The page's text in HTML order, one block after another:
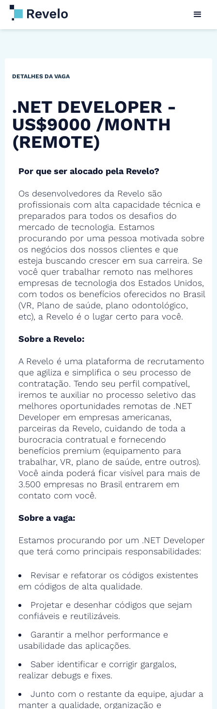
DETALHES DA VAGA
.NET DEVELOPER -
US$9000 /MONTH
(REMOTE)
Por que ser alocado pela Revelo?
Os desenvolvedores da Revelo são
profissionais com alta capacidade técnica e
preparados para todos os desafios do
mercado de tecnologia. Estamos
procurando por uma pessoa motivada sobre
os negócios dos nossos clientes e que
esteja buscando crescer em sua carreira. Se
você quer trabalhar remoto nas melhores
empresas de tecnologia dos Estados Unidos,
com todos os benefícios oferecidos no Brasil
(VR, Plano de saúde, plano odontológico,
etc), a Revelo é o lugar certo para você.
Sobre a Revelo:
A Revelo é uma plataforma de recrutamento
que agiliza e simplifica o seu processo de
contratação. Tendo seu perfil compatível,
iremos te auxiliar no processo seletivo das
melhores oportunidades remotas de .NET
Developer em empresas americanas,
parceiras da Revelo, cuidando de toda a
burocracia contratual e fornecendo
benefícios premium (equipamento para
trabalhar, VR, plano de saúde, entre outros).
Você ainda poderá ficar visível para mais de
3.500 empresas no Brasil entrarem em
contato com você.
Sobre a vaga:
Estamos procurando por um .NET Developer
que terá como principais responsabilidades:
Revisar e refatorar os códigos existentes
em códigos de alta qualidade.
Projetar e desenhar códigos que sejam
confiáveis e reutilizáveis.
Garantir a melhor performance e
usabilidade das aplicações.
Saber identificar e corrigir gargalos,
realizar debugs e fixes.
Junto com o restante da equipe, ajudar a
manter a qualidade, organização e